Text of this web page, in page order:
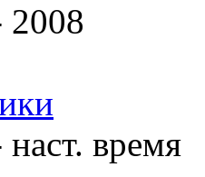
2008
время